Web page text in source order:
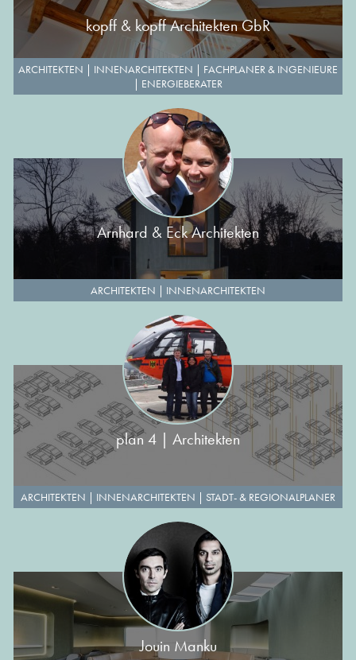
kopff & kopff Architekten GbR
ARCHITEKTEN | INNENARCHITEKTEN | FACHPLANER & INGENIEURE
| ENERGIEBERATER
Arnhard & Eck Architekten
ARCHITEKTEN | INNENARCHITEKTEN
plan 4 | Architekten
ARCHITEKTEN | INNENARCHITEKTEN | STADT- & REGIONALPLANER
Jouin Manku